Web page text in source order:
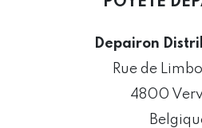
Depairon
Rue de
4800